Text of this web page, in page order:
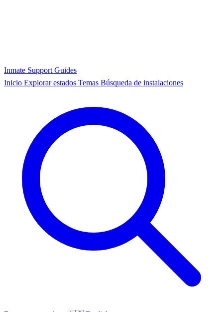
Inmate Support Guides
Inicio Explorar estados Temas Búsqueda de instalaciones